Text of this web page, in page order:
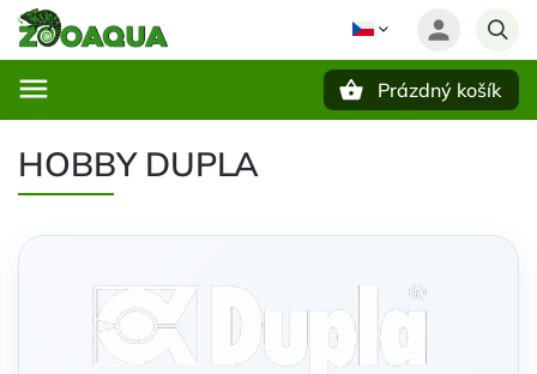
Prázdný košík
HOBBY DUPLA